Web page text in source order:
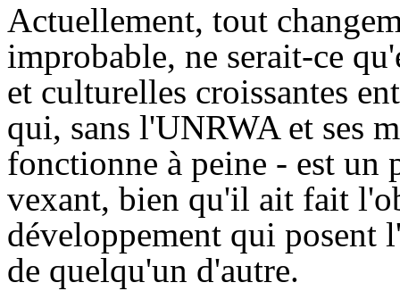
Actuellement, tout
improbable, ne serait-ce
et culturelles croissantes
qui, sans l'UNRWA et ses
fonctionne à peine - est un
vexant, bien qu'il ait fait
développement qui posent
de quelqu'un d'autre.